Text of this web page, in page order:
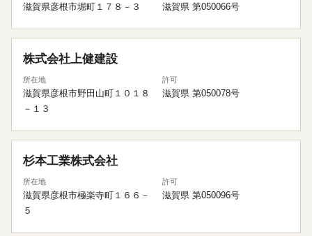
滋賀県彦根市堀町１７８－３ 滋賀県 第050066号
株式会社上健建設
所在地
滋賀県彦根市野田山町１０１８
－１３
許可
滋賀県 第050078号
杉本工業株式会社
所在地
滋賀県彦根市極楽寺町１６６－
５
許可
滋賀県 第050096号